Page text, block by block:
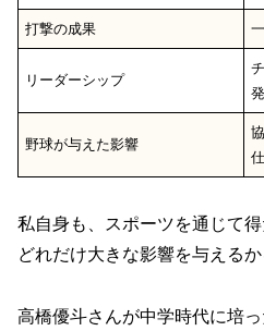
打撃の成果
リーダーシップ
野球が与えた影響
私自身も、スポーツを通じて
どれだけ大きな影響を与えるか
高橋優斗さんが中学時代に培